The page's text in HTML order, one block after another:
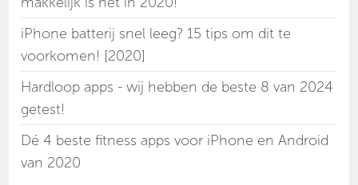
iPhone batterij snel leeg? 15 tips om dit te
voorkomen! [2020]
Hardloop apps - wij hebben de beste 8 van 2024
getest!
Dé 4 beste fitness apps voor iPhone en Android
van 2020